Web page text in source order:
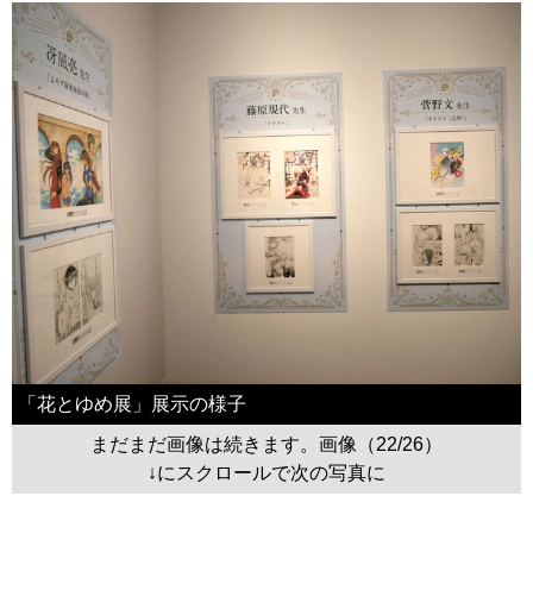
「花とゆめ展」展示の様子
まだまだ画像は続きます。画像（22/26）
↓にスクロールで次の写真に